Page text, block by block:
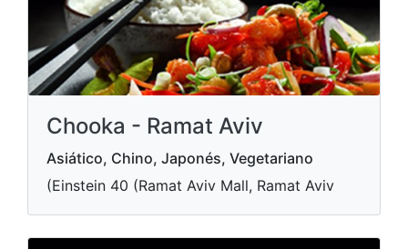
Chooka - Ramat Aviv
Asiático, Chino, Japonés, Vegetariano
(Einstein 40 (Ramat Aviv Mall, Ramat Aviv